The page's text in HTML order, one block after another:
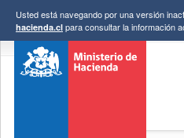
Usted está navegando por una versión
hacienda.cl para consultar la información